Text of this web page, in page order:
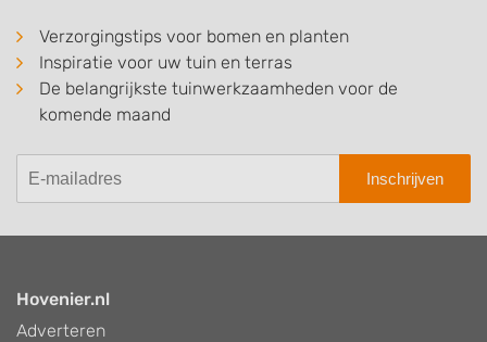
Verzorgingstips voor bomen en planten
Inspiratie voor uw tuin en terras
De belangrijkste tuinwerkzaamheden voor de
komende maand
Inschrijven
Hovenier.nl
Adverteren